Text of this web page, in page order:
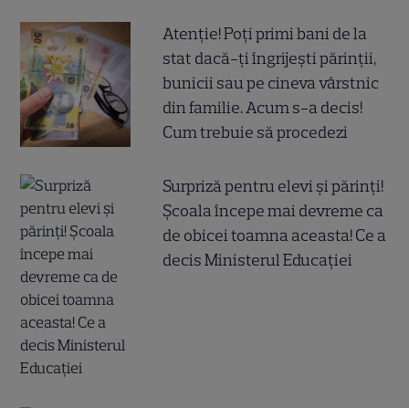
Atenție! Poți primi bani de la
stat dacă-ți îngrijești părinții,
bunicii sau pe cineva vârstnic
din familie. Acum s-a decis!
Cum trebuie să procedezi
Surpriză pentru elevi și părinți!
Școala începe mai devreme ca
de obicei toamna aceasta! Ce a
decis Ministerul Educației